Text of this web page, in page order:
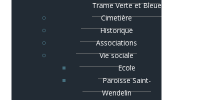
Trame Verte et Bleue
Cimetière
Historique
Associations
Vie sociale
Ecole
Paroisse Saint-
Wendelin